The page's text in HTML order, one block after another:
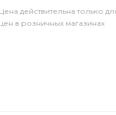
Цена действительна только
цен в розничных магазинах